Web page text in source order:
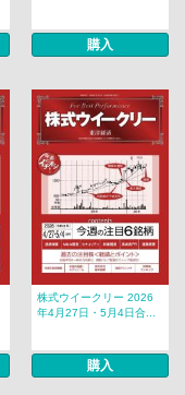
購入
株式ウイークリー 2026
年4月27日・5月4日合...
購入